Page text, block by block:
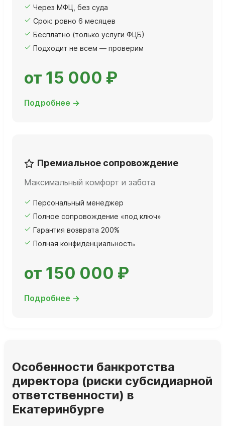
Через МФЦ, без суда
Срок: ровно 6 месяцев
Бесплатно (только услуги ФЦБ)
Подходит не всем — проверим
от 15 000 ₽
Подробнее →
Премиальное сопровождение
Максимальный комфорт и забота
Персональный менеджер
Полное сопровождение «под ключ»
Гарантия возврата 200%
Полная конфиденциальность
от 150 000 ₽
Подробнее →
Особенности банкротства
директора (риски субсидиарной
ответственности) в
Екатеринбурге